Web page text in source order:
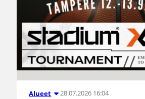
Alueet 28.07.2026 16:04